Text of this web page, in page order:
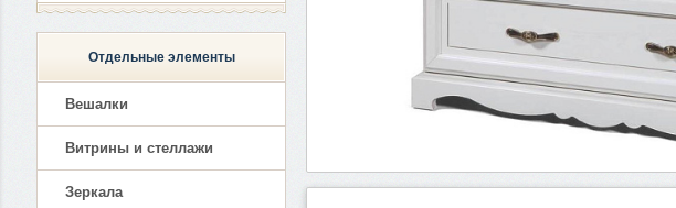
Отдельные элементы
Вешалки
Витрины и стеллажи
Зеркала